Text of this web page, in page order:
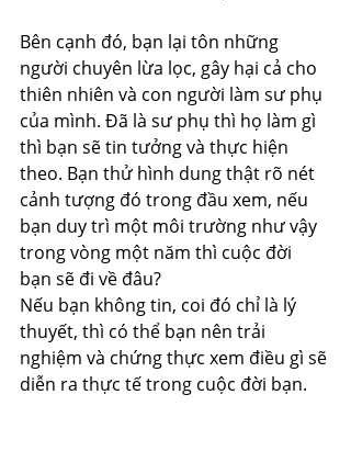
Bên cạnh đó, bạn lại tôn những
người chuyên lừa lọc, gây hại cả cho
thiên nhiên và con người làm sư phụ
của mình. Đã là sư phụ thì họ làm gì
thì bạn sẽ tin tưởng và thực hiện
theo. Bạn thử hình dung thật rõ nét
cảnh tượng đó trong đầu xem, nếu
bạn duy trì một môi trường như vậy
trong vòng một năm thì cuộc đời
bạn sẽ đi về đâu?
Nếu bạn không tin, coi đó chỉ là lý
thuyết, thì có thể bạn nên trải
nghiệm và chứng thực xem điều gì sẽ
diễn ra thực tế trong cuộc đời bạn.